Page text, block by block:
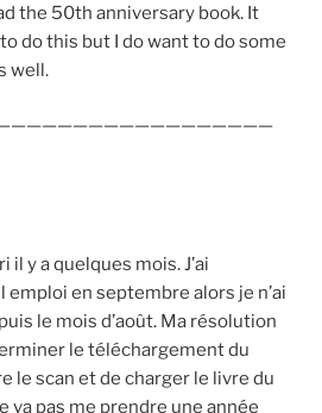
the 50th anniversary book. It
do this but I do want to do some
well.
il y a quelques mois. J’ai
en septembre alors je n’ai
le mois d’août. Ma résolution
le téléchargement du
le scan et de charger le livre du
va pas me prendre une année